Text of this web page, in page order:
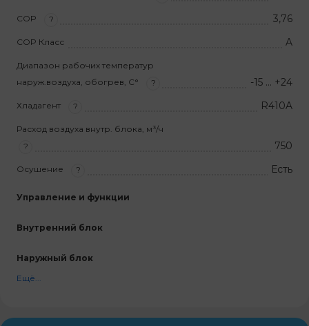
COP ? 3,76
COP Класс A
Диапазон рабочих температур
наруж.воздуха, обогрев, С°
? -15 … +24
Хладагент ? R410A
Расход воздуха внутр. блока, м³/ч
?
750
Осушение ? Есть
Управление и функции
Внутренний блок
Наружный блок
Ещё...